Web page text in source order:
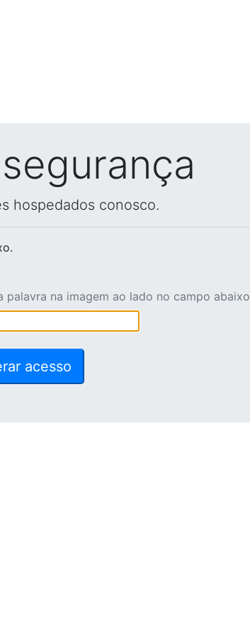
hospedados conosco.
palavra na imagem ao lado no campo abaixo